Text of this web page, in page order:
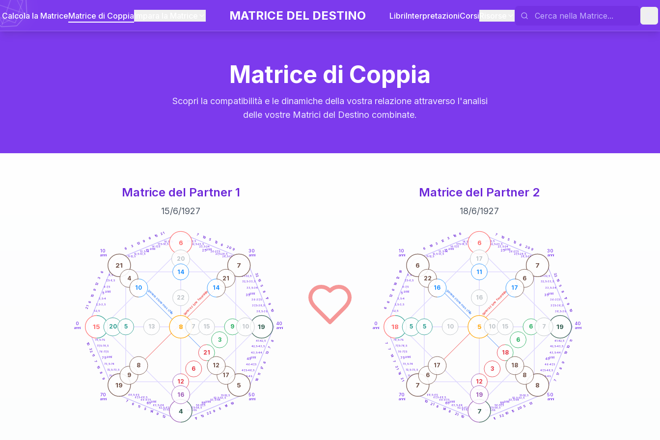
Calcola la MatriceMatrice di Coppia MATRICE DEL DESTINO LibriInterpretazioniCorsi
Matrice di Coppia
Scopri la compatibilità e le dinamiche della vostra relazione attraverso l'analisi
delle vostre Matrici del Destino combinate.
Matrice del Partner 1
15/6/1927
generazione maschile generazione femminile
0
anni
10
anni
30
anni
40
anni
50
anni
70
anni
1-2,5
2,5-3,5
3,5-4
6-7,5
7,5-8,5
8,5-9
11-12,5
12,5-13,5
13,5-14
16-17,5
17,5-18,5
18,5-19
21-22,5
22,5-23,5
23,5-24
26-27,5
27,5-28,5
28,5-29
31-32,5
32,5-33,5
33,5-34
36-37,5
37,5-38,5
38,5-39
41-42,5
42,5-43,5
43,5-44
46-47,5
47,5-48,5
48,5-49
51-52,5
52,5-53,5
53,5-54
56-57,5
57,5-58,5
58,5-59
61-62,5
62,5-63,5
63,5-64
66-67,5
67,5-68,5
68,5-69
71-72,5
72,5-73,5
73,5-74
76-77,5
77,5-78,5
78,5-79
21
6
15
9
12
3
6
6
3
12 9
6
15
21 7
19
5
13 6
20 9
22
15
5
8
17
9
10
8
7
13
6
17
11
16
19
14
5
9
22
13
17
13
9
14
5
11
6
7
9
8
15
7
11
22
10
15
6
19
4
8
21 7
19 5
12
6
21
3
9
20
20
10
16
5
14
7 15
13
22
4
10
21
14
9
8
17
12
5 anni
15 anni 25anni
35anni
45anni
55anni
65anni
75anni
Matrice del Partner 2
18/6/1927
generazione maschile generazione femminile
0
anni
10
anni
30
anni
40
anni
50
anni
70
anni
1-2,5
2,5-3,5
3,5-4
6-7,5
7,5-8,5
8,5-9
11-12,5
12,5-13,5
13,5-14
16-17,5
17,5-18,5
18,5-19
21-22,5
22,5-23,5
23,5-24
26-27,5
27,5-28,5
28,5-29
31-32,5
32,5-33,5
33,5-34
36-37,5
37,5-38,5
38,5-39
41-42,5
42,5-43,5
43,5-44
46-47,5
47,5-48,5
48,5-49
51-52,5
52,5-53,5
53,5-54
56-57,5
57,5-58,5
58,5-59
61-62,5
62,5-63,5
63,5-64
66-67,5
67,5-68,5
68,5-69
71-72,5
72,5-73,5
73,5-74
76-77,5
77,5-78,5
78,5-79
6
6
12
6
18
12
18
6
18 3
12 3 18 6 7
19
5
13 6
20 9
22
15
5
8
17
9
10
11
10
19
9
8
17
7
13
5
20
15
10
22
11
10
21
8
14
8
21
10
21
14
21
7
14
7
7
18
6
19
7
5
6 7
7 8
12
3
18
6
6
5
17
7
19
5
11
10 15
10
16
22
16
6
17
6
17
8
18
5 anni
15 anni 25anni
35anni
45anni
55anni
65anni
75anni